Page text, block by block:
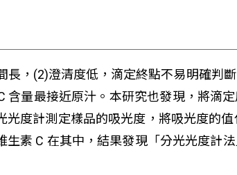
，(2)澄清度低，滴定終點不易明確判斷
量最接近原汁。本研究也發現，將滴
度計測定樣品的吸光度，將吸光度的
素 C 在其中，結果發現「分光光度計